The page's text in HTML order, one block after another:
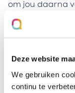
Deze website
We gebruiken
continu te
om jou daarna
organisatie te
Voor een
Bekijk de